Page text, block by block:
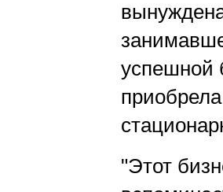
успешной
"Этот